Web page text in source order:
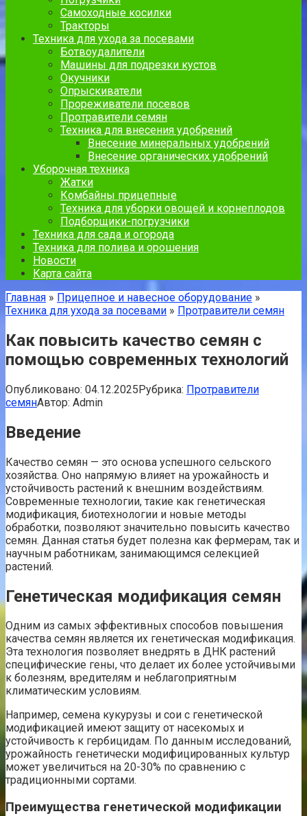
Самоходные косилки
Тракторы
Техника для ухода за посевами
Ботвоудалители
Машины для подрезки кустов
Окучники
Опрыскиватели
Прореживатели посевов
Протравители семян
Техника для внесения удобрений
Внесение минеральных удобрений
Внесение органических удобрений
Уборочная техника
Жатки
Комбайны прицепные
Техника для уборки овощей и корнеплодов
Подборщики-погрузчики
Техника для сада и огорода
Техника для полива и орошения
Новости
Карта сайта
Главная » Прицепное и навесное оборудование »
Техника для ухода за посевами » Протравители семян
Как повысить качество семян с
помощью современных технологий
Опубликовано: 04.12.2025Рубрика: Протравители
семянАвтор: Admin
Введение
Качество семян — это основа успешного сельского
хозяйства. Оно напрямую влияет на урожайность и
устойчивость растений к внешним воздействиям.
Современные технологии, такие как генетическая
модификация, биотехнологии и новые методы
обработки, позволяют значительно повысить качество
семян. Данная статья будет полезна как фермерам, так и
научным работникам, занимающимся селекцией
растений.
Генетическая модификация семян
Одним из самых эффективных способов повышения
качества семян является их генетическая модификация.
Эта технология позволяет внедрять в ДНК растений
специфические гены, что делает их более устойчивыми
к болезням, вредителям и неблагоприятным
климатическим условиям.
Например, семена кукурузы и сои с генетической
модификацией имеют защиту от насекомых и
устойчивость к гербицидам. По данным исследований,
урожайность генетически модифицированных культур
может увеличиться на 20-30% по сравнению с
традиционными сортами.
Преимущества генетической модификации